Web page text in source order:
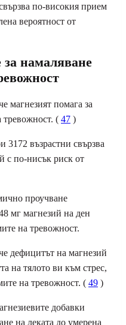
по-високия прием
вероятност от
намаляване
магнезият помага за
тревожност. ( 47 )
възрастни свързва
с по-нисък риск от
проучване
мг магнезий на ден
на тревожност.
дефицитът на магнезий
на тялото ви към стрес,
на тревожност. ( 49 )
добавки
на леката до умерена